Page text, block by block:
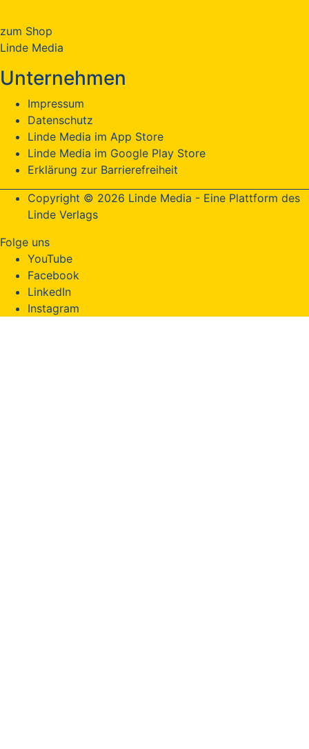
zum Shop
Linde Media
Unternehmen
Impressum
Datenschutz
Linde Media im App Store
Linde Media im Google Play Store
Erklärung zur Barrierefreiheit
Copyright © 2026 Linde Media - Eine Plattform des
Linde Verlags
Folge uns
YouTube
Facebook
LinkedIn
Instagram